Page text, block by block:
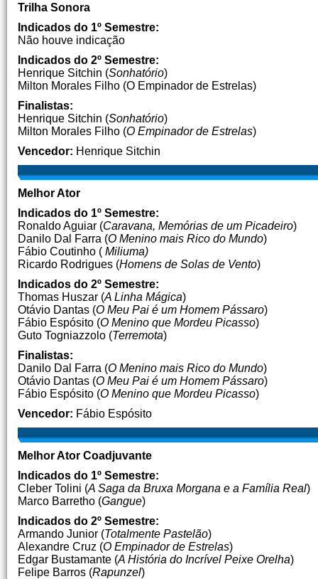
Trilha Sonora
Indicados do 1º Semestre:
Não houve indicação
Indicados do 2º Semestre:
Henrique Sitchin (Sonhatório)
Milton Morales Filho (O Empinador de Estrelas)
Finalistas:
Henrique Sitchin (Sonhatório)
Milton Morales Filho (O Empinador de Estrelas)
Vencedor: Henrique Sitchin
Melhor Ator
Indicados do 1º Semestre:
Ronaldo Aguiar (Caravana, Memórias de um Picadeiro)
Danilo Dal Farra (O Menino mais Rico do Mundo)
Fábio Coutinho ( Miliuma)
Ricardo Rodrigues (Homens de Solas de Vento)
Indicados do 2º Semestre:
Thomas Huszar (A Linha Mágica)
Otávio Dantas (O Meu Pai é um Homem Pássaro)
Fábio Espósito (O Menino que Mordeu Picasso)
Guto Togniazzolo (Terremota)
Finalistas:
Danilo Dal Farra (O Menino mais Rico do Mundo)
Otávio Dantas (O Meu Pai é um Homem Pássaro)
Fábio Espósito (O Menino que Mordeu Picasso)
Vencedor: Fábio Espósito
Melhor Ator Coadjuvante
Indicados do 1º Semestre:
Cleber Tolini (A Saga da Bruxa Morgana e a Família Real)
Marco Barretho (Gangue)
Indicados do 2º Semestre:
Armando Junior (Totalmente Pastelão)
Alexandre Cruz (O Empinador de Estrelas)
Edgar Bustamante (A História do Incrível Peixe Orelha)
Felipe Barros (Rapunzel)